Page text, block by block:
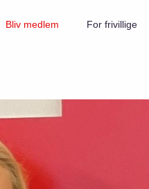
Bliv medlem For frivillige